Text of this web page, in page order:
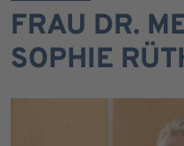
FRAU DR.
SOPHIE